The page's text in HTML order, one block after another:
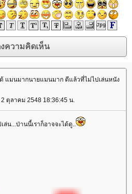
แมนมากนายแมนมาก ดีแล้วที่ไม่ไปเล่นหนัง
ตุลาคม 2548 18:36:45 น.
น...ป่านนี้เราก็อาจจะได้ดู..